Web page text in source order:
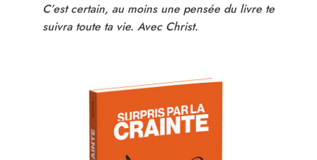
C’est certain, au moins une pensée du livre te
suivra toute ta vie. Avec Christ.